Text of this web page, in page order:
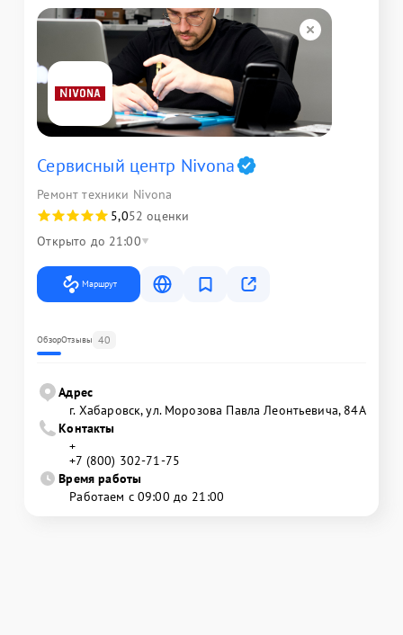
Сервисный центр Nivona
Ремонт техники Nivona
5,052 оценки
Открыто до 21:00
Маршрут
ОбзорОтзывы 40
Адрес
г. Хабаровск, ул. Морозова Павла Леонтьевича, 84А
Контакты
+
+7 (800) 302-71-75
Время работы
Работаем с 09:00 до 21:00